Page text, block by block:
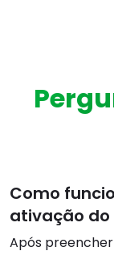
Como
ativação do
Após